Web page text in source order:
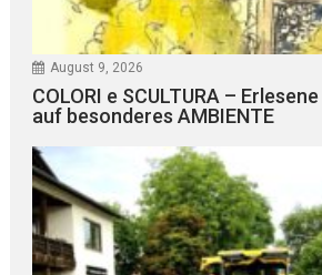
August 9, 2026
COLORI e SCULTURA –
auf besonderes AMBIENTE